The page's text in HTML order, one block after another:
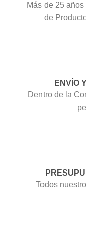
Más de 25
de
ENVÍO
Dentro de la
Todos